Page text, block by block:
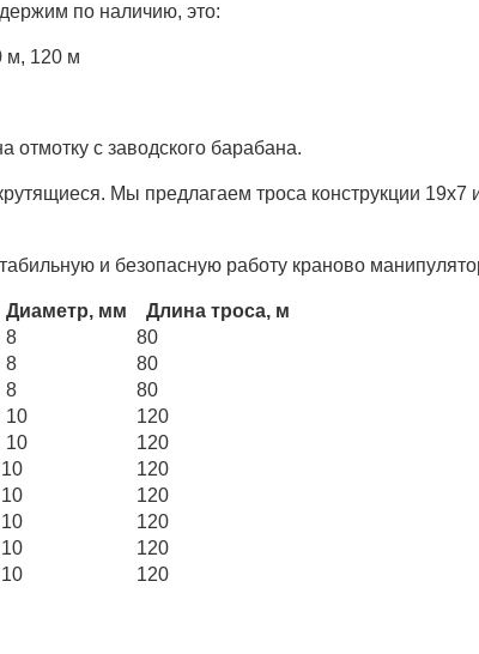
по наличию, это:
м, 120 м
отмотку с заводского барабана.
Мы предлагаем троса конструкции 19х7
и безопасную работу краново
Диаметр, мм Длина троса, м
80
80
8
80
10
120
10
120
10
120
10
120
10
120
10
120
10 120